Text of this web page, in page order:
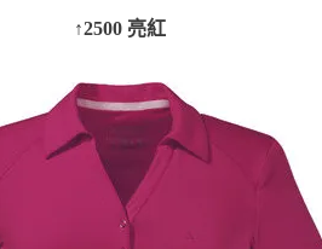
↑2500 亮紅